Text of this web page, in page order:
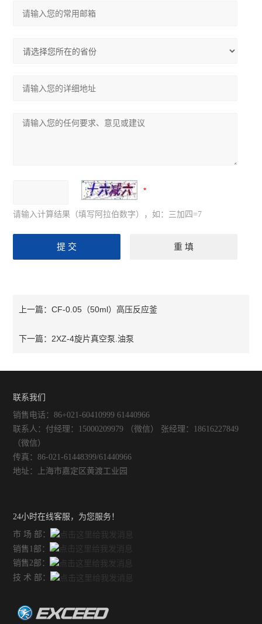
请输入计算结果（填写阿拉伯数字），如：三加四=7
上一篇：CF-0.05（50ml）高压反应釜
下一篇： 2XZ-4旋片真空泵.油泵
联系我们
销售电话：86+021-60410999 61440966
联系人：付经理：15000209979 （微信） 张经理：18616227849
（微信）
传真：86-021-61448399/61440966
地址：上海市嘉定区黄渡工业园
24小时在线客服，为您服务！
市 场 部：
销售1部：
销售2部：
技 术 部：